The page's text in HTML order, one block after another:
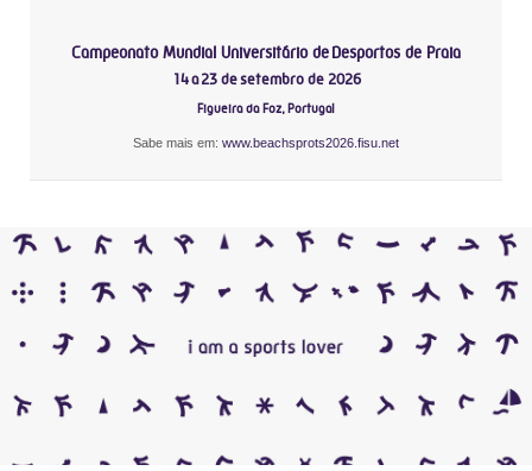
Campeonato Mundial Universitário de Desportos de Praia
14 a 23 de setembro de 2026
Figueira da Foz, Portugal
Sabe mais em: www.beachsprots2026.fisu.net